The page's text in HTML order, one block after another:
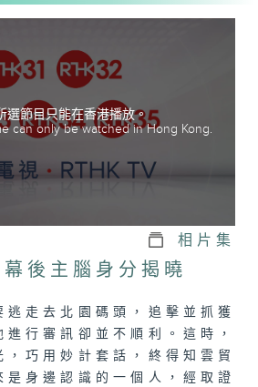
上，突破重重阻力，誓要將
語播放)
選節目只能在香港播放。
can only be watched in Hong Kong.
相片集
後主腦身分揭曉
逃走去北園碼頭，追擊並抓獲
行審訊卻並不順利。這時，
，巧用妙計套話，終得知雲貿
是身邊認識的一個人，經取證